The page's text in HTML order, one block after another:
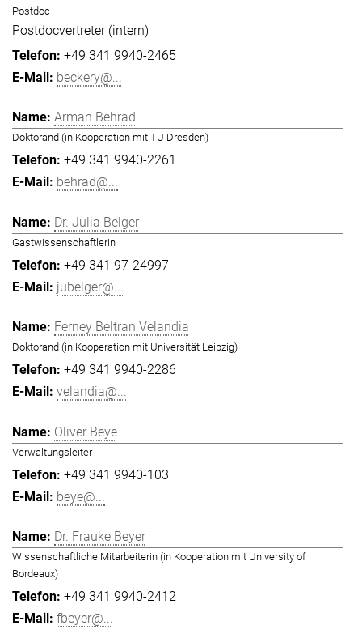
Postdoc
Postdocvertreter (intern)
+49 341 9940-2465
beckery@...
Arman Behrad
Doktorand (in Kooperation mit TU Dresden)
+49 341 9940-2261
behrad@...
Dr. Julia Belger
Gastwissenschaftlerin
+49 341 97-24997
jubelger@...
Ferney Beltran Velandia
Doktorand (in Kooperation mit Universität Leipzig)
+49 341 9940-2286
velandia@...
Oliver Beye
Verwaltungsleiter
+49 341 9940-103
beye@...
Dr. Frauke Beyer
Wissenschaftliche Mitarbeiterin (in Kooperation mit University of
Bordeaux)
+49 341 9940-2412
fbeyer@...